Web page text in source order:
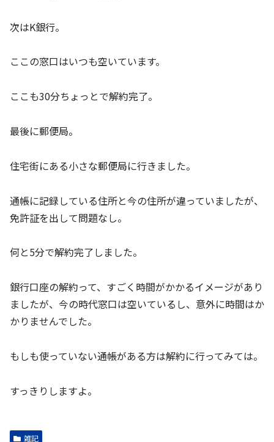
次はK銀行。
ここの窓口はいつも空いています。
ここも30分ちょっとで解約完了。
最後に郵便局。
住宅街にある小さな郵便局に行きました。
通帳に記録している住所と今の住所が違っていましたが、
免許証を出して問題なし。
何と5分で解約完了しました。
銀行口座の解約って、すごく時間がかかるイメージがあり
ましたが、今の時代窓口は空いているし、意外に時間はか
かりませんでした。
もしも使っていない通帳がある方は解約に行ってみては。
すっきりしますよ。
雑記